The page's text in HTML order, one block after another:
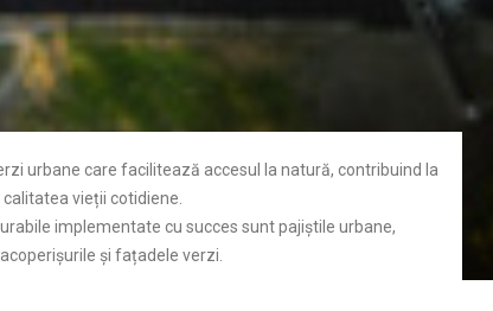
urbane care facilitează accesul la natură, contribuind la
vieții cotidiene.
implementate cu succes sunt pajiștile urbane,
și fațadele verzi.